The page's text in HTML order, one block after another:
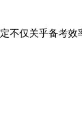
不仅关乎备考